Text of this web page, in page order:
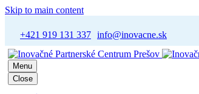
Skip to main content
+421 919 131 337 info@inovacne.sk
Menu
Close